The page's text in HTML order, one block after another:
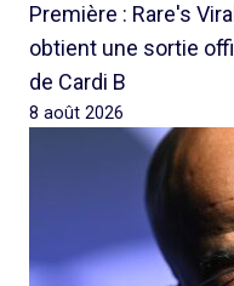
Première : Rare's
obtient une sortie
de Cardi B
8 août 2026